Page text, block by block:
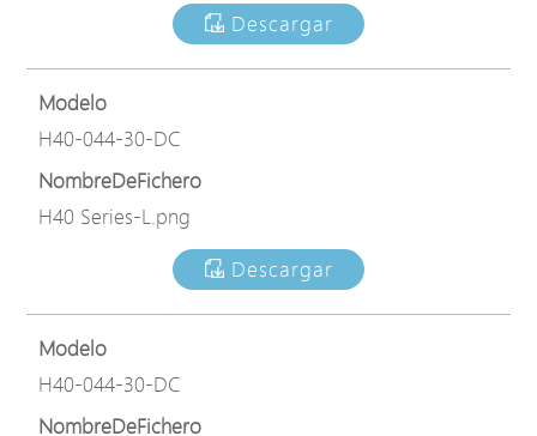
Descargar
Modelo
H40-044-30-DC
NombreDeFichero
H40 Series-L.png
Descargar
Modelo
H40-044-30-DC
NombreDeFichero